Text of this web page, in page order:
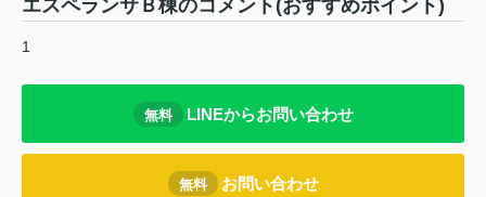
エスペランサＢ棟のコメント(おすすめポイント)
1
無料 LINEからお問い合わせ
無料 お問い合わせ